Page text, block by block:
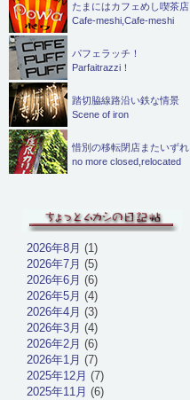
たまにはカフェめし喫茶店
Cafe-meshi,Cafe-meshi
パフェラッチ！
Parfaitrazzi！
踏切脇線路沿い鉄な情景
Scene of iron
惜別の移転閉店またいずれ
no more closed,relocated
2026年8月 (1)
2026年7月 (5)
2026年6月 (6)
2026年5月 (4)
2026年4月 (3)
2026年3月 (4)
2026年2月 (6)
2026年1月 (7)
2025年12月 (7)
2025年11月 (6)